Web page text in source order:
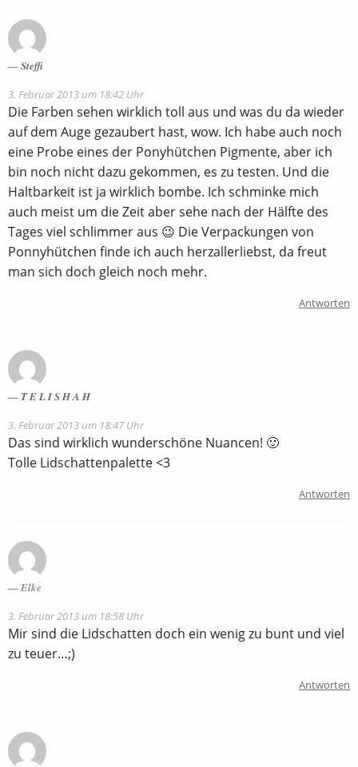
Steffi
3. Februar 2013 um 18:42 Uhr
Die Farben sehen wirklich toll aus und was du da wieder
auf dem Auge gezaubert hast, wow. Ich habe auch noch
eine Probe eines der Ponyhütchen Pigmente, aber ich
bin noch nicht dazu gekommen, es zu testen. Und die
Haltbarkeit ist ja wirklich bombe. Ich schminke mich
auch meist um die Zeit aber sehe nach der Hälfte des
Tages viel schlimmer aus 😉 Die Verpackungen von
Ponnyhütchen finde ich auch herzallerliebst, da freut
man sich doch gleich noch mehr.
Antworten
T E L I S H A H
3. Februar 2013 um 18:47 Uhr
Das sind wirklich wunderschöne Nuancen! 🙂
Tolle Lidschattenpalette <3
Antworten
Elke
3. Februar 2013 um 18:58 Uhr
Mir sind die Lidschatten doch ein wenig zu bunt und viel
zu teuer…;)
Antworten